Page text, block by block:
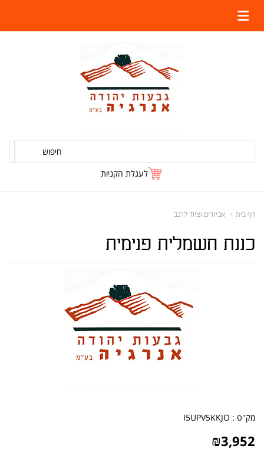
חיפוש
לעגלת הקניות
דף בית אביזרים וציוד לרכב
כננת חשמלית פנימית
מק"ט : I5UPV5KKJO
₪3,952